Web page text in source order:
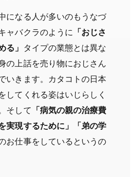
になる人が多いのもうなづ
ャバクラのように 「おじさ
る」
タイプの業態とは異な
の上話を売り物におじさん
いきます。カタコトの日本
してくれる姿はいじらしく
そして 「病気の親の治療費
実現するために」「弟の学
お仕事をしているというの